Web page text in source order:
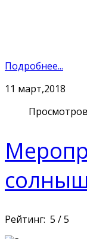
Подробнее...
11 март,2018
Рейтинг: 5 /5